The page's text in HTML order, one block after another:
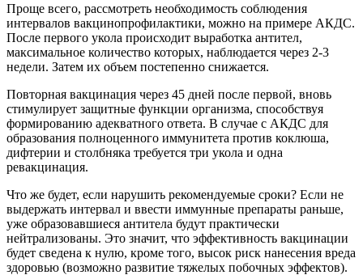
Проще всего, рассмотреть необходимость соблюдения
интервалов вакцинопрофилактики, можно на примере АКДС.
После первого укола происходит выработка антител,
максимальное количество которых, наблюдается через 2-3
недели. Затем их объем постепенно снижается.
Повторная вакцинация через 45 дней после первой, вновь
стимулирует защитные функции организма, способствуя
формированию адекватного ответа. В случае с АКДС для
образования полноценного иммунитета против коклюша,
дифтерии и столбняка требуется три укола и одна
ревакцинация.
Что же будет, если нарушить рекомендуемые сроки? Если не
выдержать интервал и ввести иммунные препараты раньше,
уже образовавшиеся антитела будут практически
нейтрализованы. Это значит, что эффективность вакцинации
будет сведена к нулю, кроме того, высок риск нанесения вреда
здоровью (возможно развитие тяжелых побочных эффектов).